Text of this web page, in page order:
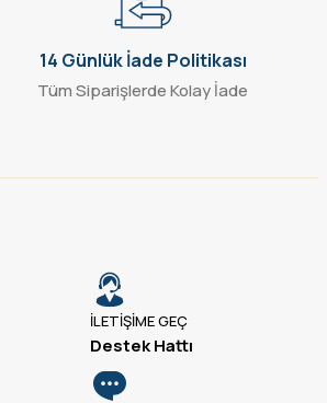
14 Günlük İade Politikası
Tüm Siparişlerde Kolay İade
İLETİŞİME GEÇ
Destek Hattı